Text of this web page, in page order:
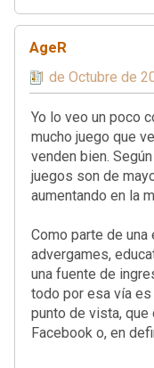
AgeR
11 de Octubre de
Yo lo veo un poco
mucho juego que
venden bien.
juegos son de
aumentando en la
Como parte de
advergames,
una fuente de
todo por esa vía
punto de vista, que
Facebook o, en